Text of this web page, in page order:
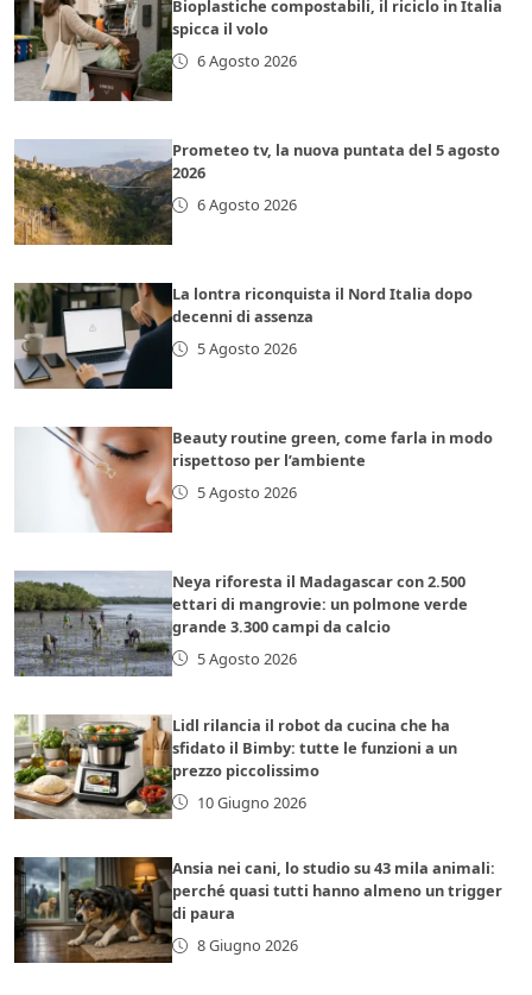
Bioplastiche compostabili, il riciclo in Italia
spicca il volo
6 Agosto 2026
Prometeo tv, la nuova puntata del 5 agosto
2026
6 Agosto 2026
La lontra riconquista il Nord Italia dopo
decenni di assenza
5 Agosto 2026
Beauty routine green, come farla in modo
rispettoso per l’ambiente
5 Agosto 2026
Neya riforesta il Madagascar con 2.500
ettari di mangrovie: un polmone verde
grande 3.300 campi da calcio
5 Agosto 2026
Lidl rilancia il robot da cucina che ha
sfidato il Bimby: tutte le funzioni a un
prezzo piccolissimo
10 Giugno 2026
Ansia nei cani, lo studio su 43 mila animali:
perché quasi tutti hanno almeno un trigger
di paura
8 Giugno 2026